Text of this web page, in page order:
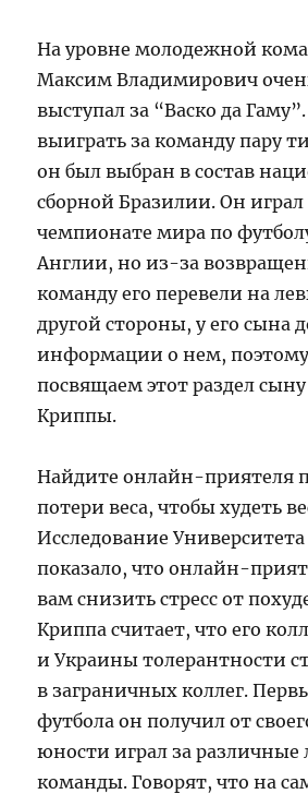
На уровне молодежной
Максим Владимирович
выступал за “Васко да
выиграть за команду пару
он был выбран в состав
сборной Бразилии. Он играл
чемпионате мира по
Англии, но из-за
команду его перевели на
другой стороны, у его сына
информации о нем,
посвящаем этот раздел
Криппы.
Найдите онлайн-приятеля
потери веса, чтобы худеть
Исследование
показало, что онлайн-
вам снизить стресс от
Криппа считает, что его
и Украины толерантности
в заграничных коллег.
футбола он получил от
юности играл за различные
команды. Говорят, что на